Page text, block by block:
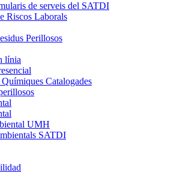
de serveis del SATDI
Riscos Laborals
Perillosos
línia
Químiques Catalogades
UMH
SATDI